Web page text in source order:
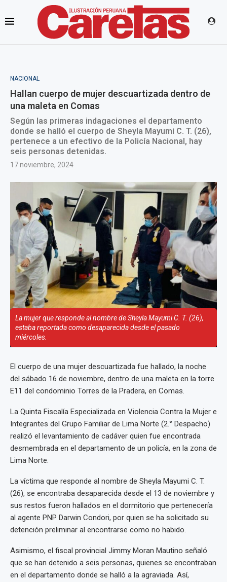
NACIONAL
Hallan cuerpo de mujer descuartizada dentro de
una maleta en Comas
Según las primeras indagaciones el departamento
donde se halló el cuerpo de Sheyla Mayumi C. T. (26),
pertenece a un efectivo de la Policía Nacional, hay
seis personas detenidas.
17 noviembre, 2024
La mujer que responde al nombre de Sheyla Mayumi C. T. (26),
estaba reportada como desaparecida desde el pasado
miércoles.
El cuerpo de una mujer descuartizada fue hallado, la noche
del sábado 16 de noviembre, dentro de una maleta en la torre
E11 del condominio Torres de la Pradera, en Comas.
La Quinta Fiscalía Especializada en Violencia Contra la Mujer e
Integrantes del Grupo Familiar de Lima Norte (2.° Despacho)
realizó el levantamiento de cadáver quien fue encontrada
desmembrada en el departamento de un policía, en la zona de
Lima Norte.
La víctima que responde al nombre de Sheyla Mayumi C. T.
(26), se encontraba desaparecida desde el 13 de noviembre y
sus restos fueron hallados en el dormitorio que pertenecería
al agente PNP Darwin Condori, por quien se ha solicitado su
detención preliminar al encontrarse como no habido.
Asimismo, el fiscal provincial Jimmy Moran Mautino señaló
que se han detenido a seis personas, quienes se encontraban
en el departamento donde se halló a la agraviada. Así,